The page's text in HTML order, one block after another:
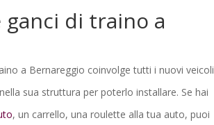
ganci di traino a
a Bernareggio coinvolge tutti i nuovi veicoli
sua struttura per poterlo installare. Se hai
, un carrello, una roulette alla tua auto, puoi